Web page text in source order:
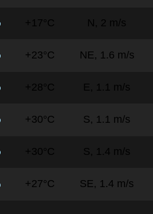
+17°C N, 2 m/s
+23°C NE, 1.6 m/s
+28°C E, 1.1 m/s
+30°C S, 1.1 m/s
+30°C S, 1.4 m/s
+27°C SE, 1.4 m/s